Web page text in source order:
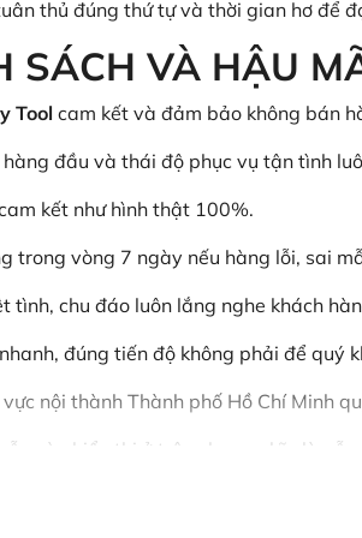
thủ đúng thứ tự và thời gian hơ để
SÁCH VÀ HẬU
Tool cam kết và đảm bảo không bán
đầu và thái độ phục vụ tận tình
kết như hình thật 100%.
trong vòng 7 ngày nếu hàng lỗi, sai
tình, chu đáo luôn lắng nghe khách
đúng tiến độ không phải để quý
nội thành Thành phố Hồ Chí Minh
còn hiển thị ở trên shop nghĩa là